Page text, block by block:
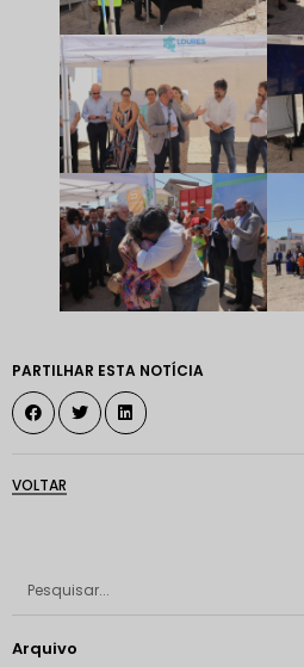
PARTILHAR ESTA NOTÍCIA
VOLTAR
Arquivo